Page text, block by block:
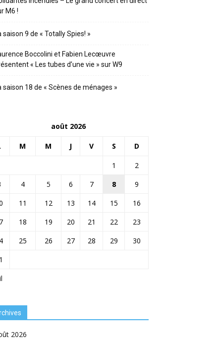
M6 !
saison 9 de « Totally Spies! »
Boccolini et Fabien Lecœuvre
« Les tubes d’une vie » sur W9
saison 18 de « Scènes de ménages »
août 2026
M M J V S D
1
2
4 5 6 7 8
9
11 12 13 14 15
16
18 19 20 21 22
23
25 26 27 28 29
30
2026